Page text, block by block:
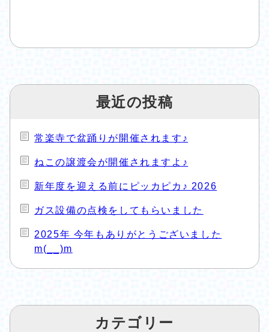
最近の投稿
常楽寺で盆踊りが開催されます♪
ねこの譲渡会が開催されますよ♪
新年度を迎える前にピッカピカ♪ 2026
ガス設備の点検をしてもらいました
2025年 今年もありがとうございました
m(__)m
カテゴリー